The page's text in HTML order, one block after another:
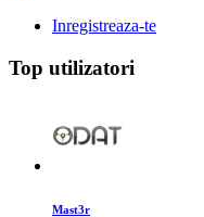
Inregistreaza-te
Top utilizatori
Mast3r